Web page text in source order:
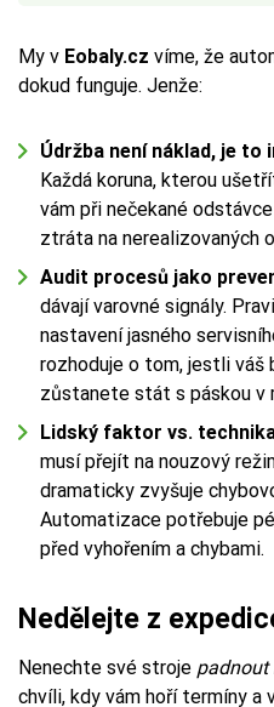
My v Eobaly.cz víme, že
dokud funguje. Jenže:
Údržba není náklad, je
Každá koruna, kterou
vám při nečekané
ztráta na nerealizovaných
Audit procesů jako
dávají varovné signály.
nastavení jasného
rozhoduje o tom, jestli váš
zůstanete stát s páskou v
Lidský faktor vs.
musí přejít na nouzový
dramaticky zvyšuje
Automatizace potřebuje
před vyhořením a chybami.
Nedělejte z
Nenechte své stroje padnout
chvíli, kdy vám hoří termíny a